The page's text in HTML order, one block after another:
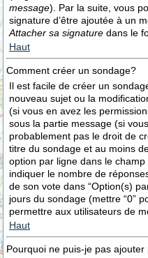
message). Par la suite, vous
signature d’être ajoutée à un
Attacher sa signature dans le
Haut
Comment créer un sondage?
Il est facile de créer un
nouveau sujet ou la
(si vous en avez les
sous la partie message (si
probablement pas le droit de
titre du sondage et au moins
option par ligne dans le
indiquer le nombre de
de son vote dans “Option(s)
jours du sondage (mettre “0”
permettre aux utilisateurs de
Haut
Pourquoi ne puis-je pas